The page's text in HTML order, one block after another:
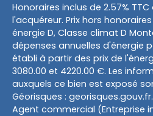
Honoraires inclus de 2.57%
l'acquéreur. Prix hors
énergie D, Classe climat D
dépenses annuelles d'énergie
établi à partir des prix de
3080.00 et 4220.00 €. Les
auxquels ce bien est exposé
Géorisques : georisques.gouv.fr.
Agent commercial (Entreprise